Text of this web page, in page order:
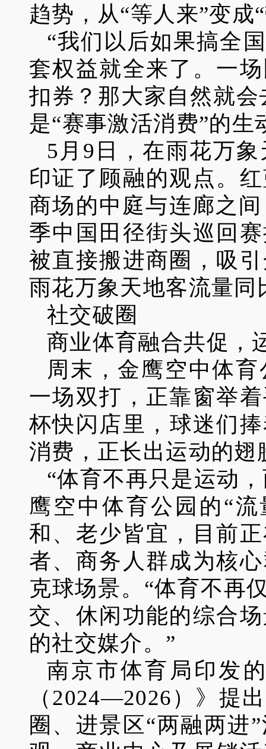
趋势，从“等人来”变成
“我们以后如果搞全
套权益就全来了。一
扣券？那大家自然就
是“赛事激活消费”的生
5月9日，在雨花万
印证了顾融的观点。
商场的中庭与连廊之
季中国田径街头巡回
被直接搬进商圈，吸
雨花万象天地客流量同
社交破圈
商业体育融合共促，
周末，金鹰空中体
一场双打，正靠窗举
杯快闪店里，球迷们
消费，正长出运动的翅
“体育不再只是运动
鹰空中体育公园的“
和、老少皆宜，目前
者、商务人群成为核
克球场景。“体育不再
交、休闲功能的综合
的社交媒介。”
南京市体育局印发
（2024—2026）》提
圈、进景区“两融两进